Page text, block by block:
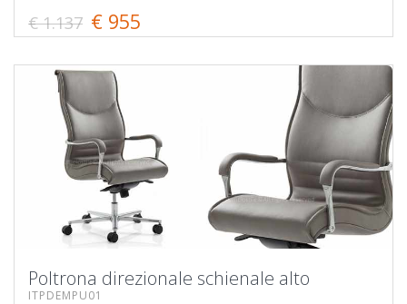
€ 1.137 € 955
Poltrona direzionale schienale alto
ITPDEMPU01